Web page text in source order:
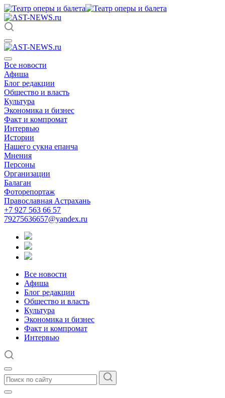
Все новости
Афиша
Блог редакции
Общество и власть
Культура
Экономика и бизнес
Факт и компромат
Интервью
Истории
Нашего сукна епанча
Мнения
Персоны
Организации
Балаган
Фоторепортаж
Православная Астрахань
+7 927 563 66 57
79275636657@yandex.ru
Все новости
Афиша
Блог редакции
Общество и власть
Культура
Экономика и бизнес
Факт и компромат
Интервью